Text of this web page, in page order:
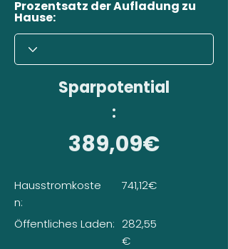
Prozentsatz der Aufladung zu
Hause:
Sparpotential
:
389,09€
Hausstromkoste
n:
Öffentliches Laden:
741,12€
282,55
€